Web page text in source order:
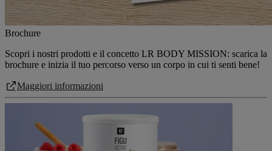
Brochure
Scopri i nostri prodotti e il concetto LR BODY MISSION: scarica la
brochure e inizia il tuo percorso verso un corpo in cui ti senti bene!
Maggiori informazioni